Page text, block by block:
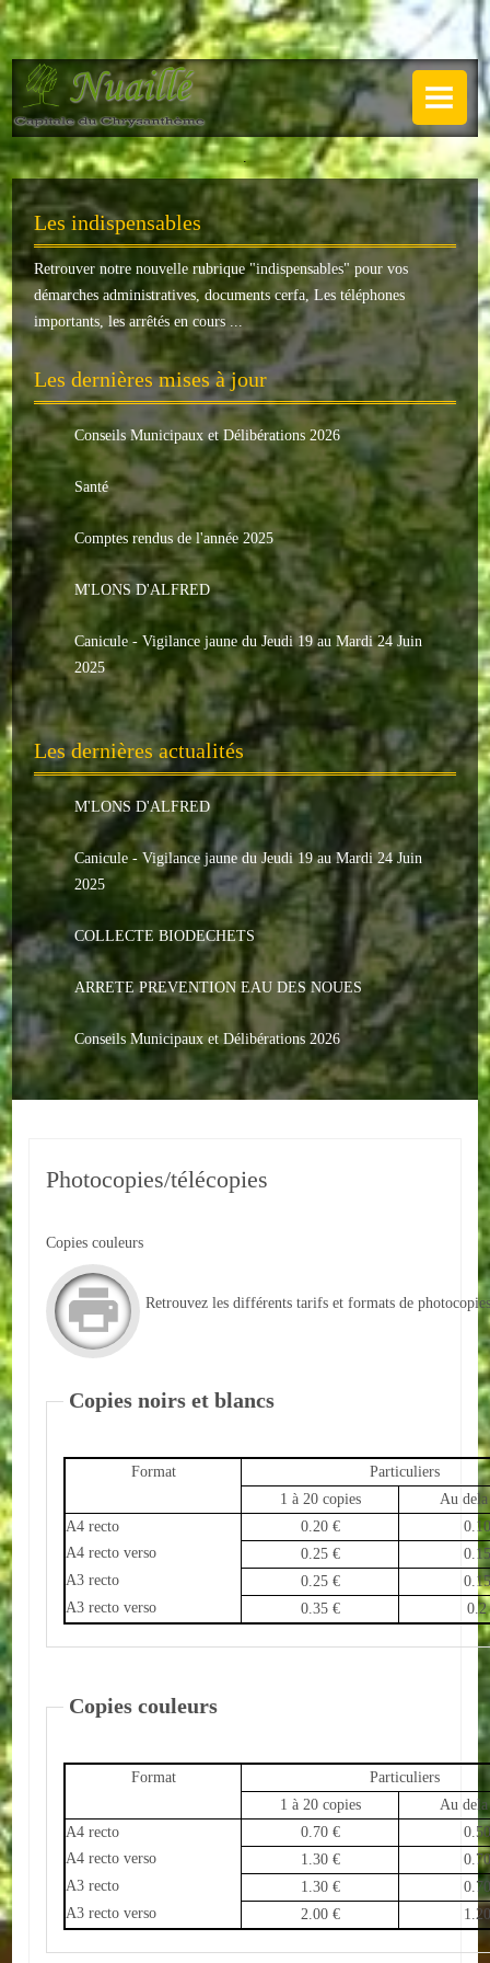
NUAILLÉ
Plan de Nuaillé
Sentiers pédestres
Guide annuel
Histoire
Galerie
LA MAIRIE
Horaires
Agence postale
Le conseil municipal
Les élus
Les commissions
Les comptes rendus
Le personnel communal
L'Echo de Nuaillé
Tarifs et locations
Galeries photos
INDISPENSABLES
Nouveaux arrivants
Le PACS
Voter
Bientôt 16 ans
Urbanisme
Santé
Social
Arrêtes en cours
ACTUALITÉS
ECOLES
Ecole publique
ASSOCIATIONS
Services
.
Les indispensables
Retrouver notre nouvelle rubrique "indispensables" pour vos
démarches administratives, documents cerfa, Les téléphones
importants, les arrêtés en cours ...
Les dernières mises à jour
Conseils Municipaux et Délibérations 2026
Santé
Comptes rendus de l'année 2025
M'LONS D'ALFRED
Canicule - Vigilance jaune du Jeudi 19 au Mardi 24 Juin
2025
Les dernières actualités
M'LONS D'ALFRED
Canicule - Vigilance jaune du Jeudi 19 au Mardi 24 Juin
2025
COLLECTE BIODECHETS
ARRETE PREVENTION EAU DES NOUES
Conseils Municipaux et Délibérations 2026
Photocopies/télécopies
Copies couleurs
Retrouvez les différents tarifs et formats de
Copies noirs et blancs
Format
Particuliers
1 à 20 copies
Au
A4 recto
0.20 €
A4 recto verso
0.25 €
A3 recto
0.25 €
A3 recto verso
0.35 € 0.2
Copies couleurs
Format
Particuliers
1 à 20 copies
Au
A4 recto
0.70 €
A4 recto verso
1.30 €
A3 recto
1.30 €
A3 recto verso
2.00 €